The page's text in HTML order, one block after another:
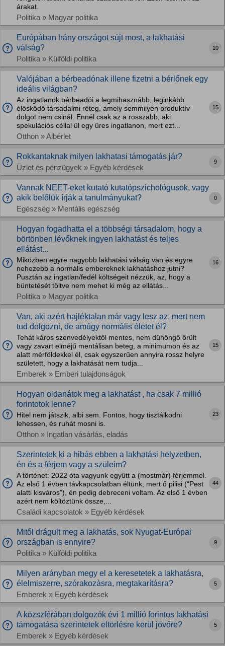
árakat.
Politika » Magyar politika
Európában hány országot sújt most, a lakhatási
válság?
Politika » Külföldi politika
10
Valójában a bérbeadónak illene fizetni a bérlőnek egy
ideális világban?
Az ingatlanok bérbeadói a legmihasznább, leginkább
élősködő társadalmi réteg, amely semmilyen produktív
dolgot nem csinál. Ennél csak az a rosszabb, aki
spekulációs céllal ül egy üres ingatlanon, mert ezt...
Otthon » Albérlet
15
Rokkantaknak milyen lakhatasi támogatás jár?
Üzlet és pénzügyek » Egyéb kérdések
9
Vannak NEET-eket kutató kutatópszichológusok, vagy
akik belőlük írják a tanulmányukat?
Egészség » Mentális egészség
0
Hogyan fogadhatta el a többségi társadalom, hogy a
börtönben lévőknek ingyen lakhatást és teljes
ellátást...
Miközben egyre nagyobb lakhatási válság van és egyre
nehezebb a normális embereknek lakhatáshoz jutni?
Pusztán az ingatlan/fedél költségeit nézzük, az, hogy a
büntetését töltve nem mehet ki még az ellátás...
Politika » Magyar politika
16
Van, aki azért hajléktalan már vagy lesz az, mert nem
tud dolgozni, de amúgy normális életet él?
Tehát káros szenvedélyektől mentes, nem dühöngő őrült
vagy zavart elméjű mentálisan beteg, a minimumon és az
alatt mérföldekkel él, csak egyszerűen annyira rossz helyre
született, hogy a lakhatását nem tudja...
Emberek » Emberi tulajdonságok
15
Hogyan oldanátok meg a lakhatást , ha csak 7 millió
forintotok lenne?
Hitel nem játszik, albi sem. Fontos, hogy tisztálkodni
lehessen, és ruhát mosni is.
Otthon » Ingatlan vásárlás, eladás
23
Szerintetek ki a hibás ebben a lakhatási helyzetben,
én és a férjem vagy a szüleim?
A történet: 2022 óta vagyunk együtt a (mostmár) férjemmel.
Az első 1 évben távkapcsolatban éltünk, mert ő pilisi (“Pest
alatti kisváros”), én pedig debreceni voltam. Az első 1 évben
azért nem költöztünk össze,...
Családi kapcsolatok » Egyéb kérdések
44
Mitől drágult meg a lakhatás, sok Nyugat-Európai
országban is ennyire?
Politika » Külföldi politika
9
Milyen arányban megy el a keresetetek a lakhatásra,
élelmiszerre, szórakozàsra, megtakarításra?
Emberek » Egyéb kérdések
5
A közszférában dolgozók évi 1 millió forintos lakhatási
támogatása szerintetek eltörlésre kerül jövőre?
Emberek » Egyéb kérdések
5